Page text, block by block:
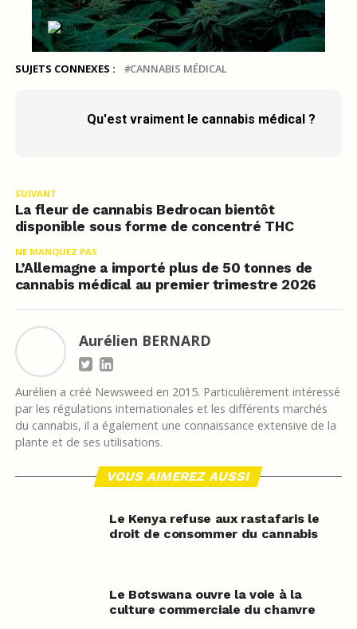
SUJETS CONNEXES : CANNABIS MÉDICAL
Qu'est vraiment le cannabis médical ?
SUIVANT
La fleur de cannabis Bedrocan bientôt
disponible sous forme de concentré THC
NE MANQUEZ PAS
L’Allemagne a importé plus de 50 tonnes de
cannabis médical au premier trimestre 2026
Aurélien BERNARD
Aurélien a créé Newsweed en 2015. Particulièrement intéressé
par les régulations internationales et les différents marchés
du cannabis, il a également une connaissance extensive de la
plante et de ses utilisations.
VOUS AIMEREZ AUSSI
Le Kenya refuse aux rastafaris le
droit de consommer du cannabis
Le Botswana ouvre la voie à la
culture commerciale du chanvre